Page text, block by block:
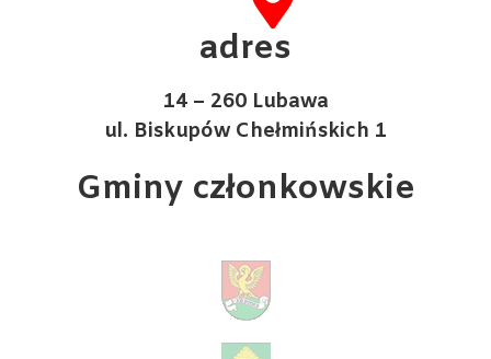
adres
14 – 260 Lubawa
ul. Biskupów Chełmińskich 1
Gminy członkowskie